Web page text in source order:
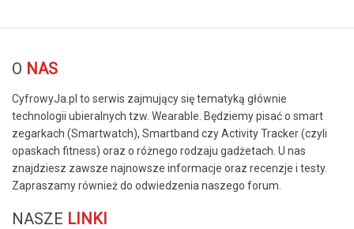
O NAS
CyfrowyJa.pl to serwis zajmujący się tematyką głównie
technologii ubieralnych tzw. Wearable. Będziemy pisać o smart
zegarkach (Smartwatch), Smartband czy Activity Tracker (czyli
opaskach fitness) oraz o różnego rodzaju gadżetach. U nas
znajdziesz zawsze najnowsze informacje oraz recenzje i testy.
Zapraszamy również do odwiedzenia naszego forum.
NASZE LINKI